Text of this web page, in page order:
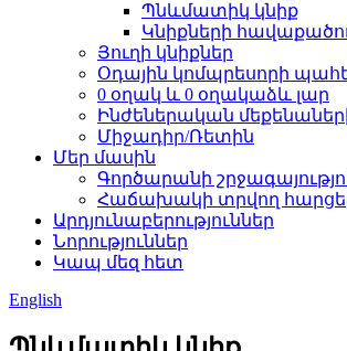
Պնևմատիկ կնիք
Կնիքների
Յուղի կնիքներ
Օդային կոմպրեսորի
0 օղակ և 0 օղակաձև լար
Ինժեներական
Միջադիր/Ռետին
Մեր մասին
Գործարանի
Հաճախակի տրվող
Արդյունաբերություններ
Նորություններ
Կապ մեզ հետ
English